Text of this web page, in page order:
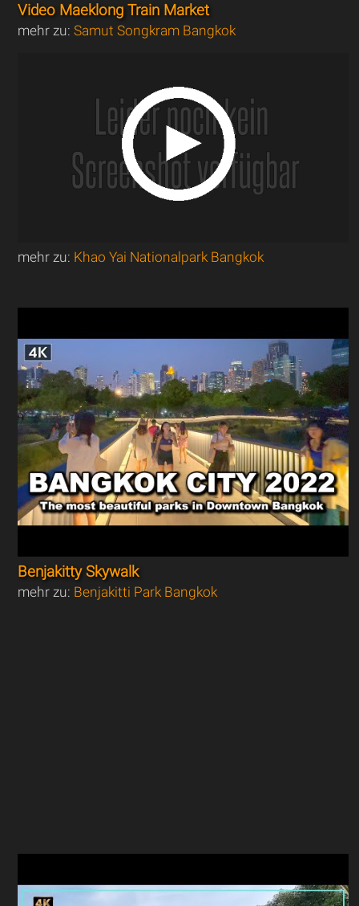
Video Maeklong Train Market
mehr zu:Samut Songkram Bangkok
mehr zu: Khao Yai Nationalpark Bangkok
Benjakitty Skywalk
mehr zu: Benjakitti Park Bangkok